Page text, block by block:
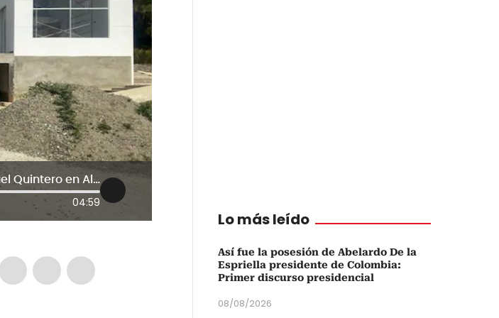
Exclusivo: Los chats en Fiscalía que comprometerían a Miguel Quintero en Alcaldía de Daniel Quintero
04:59
Lo más leído
Así fue la posesión de Abelardo De la
Espriella presidente de Colombia:
Primer discurso presidencial
08/08/2026